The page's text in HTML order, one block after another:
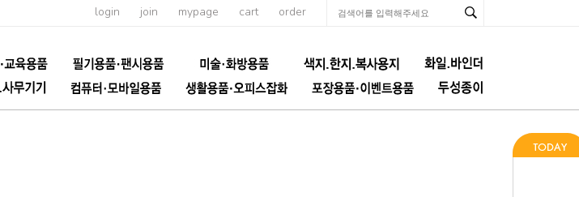
login join mypage cart order